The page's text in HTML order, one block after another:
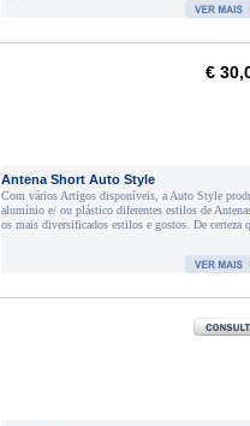
€
Antena Short Auto Style
Com vários Artigos disponíveis, a Auto Style
alumínio e/ ou plástico diferentes estilos de
os mais diversificados estilos e gostos. De certeza